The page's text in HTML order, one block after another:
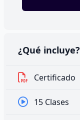
¿Qué incluye?
Certificado
15 Clases